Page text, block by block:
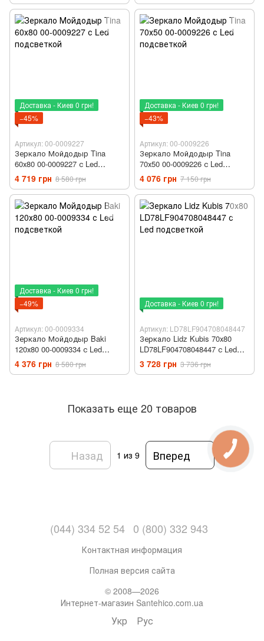
Доставка - Киев 0 грн!
−45%
Артикул: 00-0009227
Зеркало Мойдодыр Tina
60х80 00-0009227 с Led
подсветкой
4 719 грн 8 580 грн
Доставка - Киев 0 грн!
−43%
Артикул: 00-0009226
Зеркало Мойдодыр Tina
70х50 00-0009226 с Led
подсветкой
4 076 грн 7 150 грн
Доставка - Киев 0 грн!
−49%
Артикул: 00-0009334
Зеркало Мойдодыр Baki
120х80 00-0009334 с Led
подсветкой
4 376 грн 8 580 грн
Доставка - Киев 0 грн!
Артикул: LD78LF904708048447
Зеркало Lidz Kubis 70х80
LD78LF904708048447 с Led
подсветкой
3 728 грн 3 736 грн
Показать еще 20 товаров
Назад 1 из 9 Вперед
(044) 334 52 54 0 (800) 332 943
Контактная информация
Полная версия сайта
© 2008—2026
Интернет-магазин Santehico.com.ua
Укр Рус